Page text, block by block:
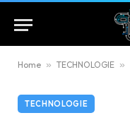
Home » TECHNOLOGIE »
TECHNOLOGIE